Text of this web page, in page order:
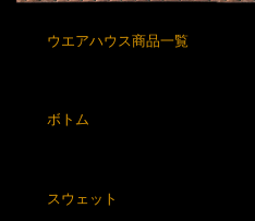
ウエアハウス商品一覧
ボトム
スウェット